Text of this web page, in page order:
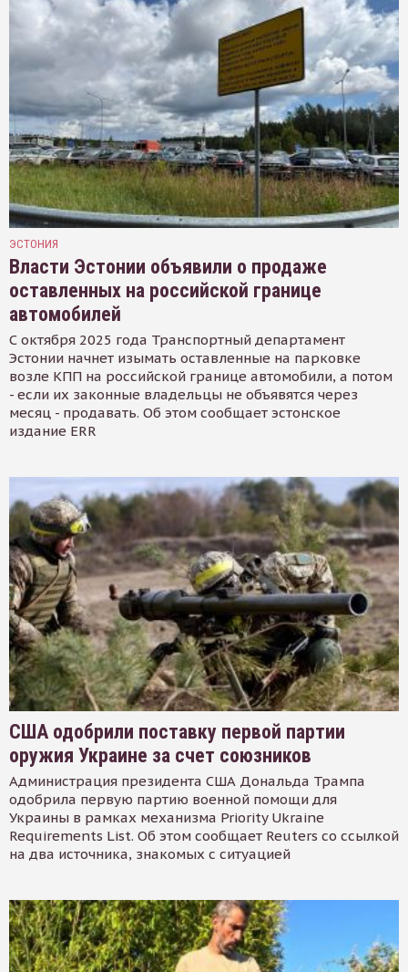
ЭСТОНИЯ
Власти Эстонии объявили о продаже
оставленных на российской границе
автомобилей
С октября 2025 года Транспортный департамент
Эстонии начнет изымать оставленные на парковке
возле КПП на российской границе автомобили, а потом
- если их законные владельцы не объявятся через
месяц - продавать. Об этом сообщает эстонское
издание ERR
США одобрили поставку первой партии
оружия Украине за счет союзников
Администрация президента США Дональда Трампа
одобрила первую партию военной помощи для
Украины в рамках механизма Priority Ukraine
Requirements List. Об этом сообщает Reuters со ссылкой
на два источника, знакомых с ситуацией